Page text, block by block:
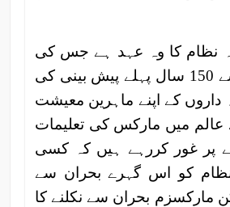
نظام کا وہ عہد ہے جس کی
مارکس نے آج سے 150 سال پہلے پیش بینی کی
داروں کے اپنے ماہرین معیشت
عالم میں مارکس کی تعلیمات
پر غور کررہے ہیں کہ کسی
کو اس گہرے بحران سے
مارکسزم بحران سے نکلنے کا